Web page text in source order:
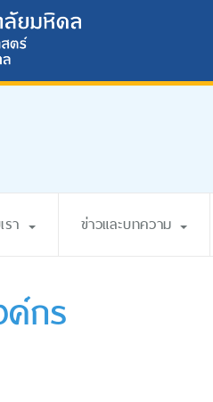
รา ข่าวและบทความ
ค์กร